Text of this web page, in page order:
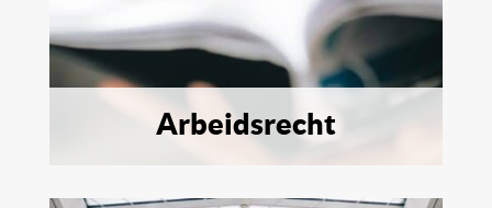
Arbeidsrecht